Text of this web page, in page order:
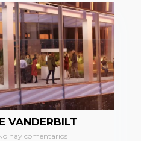
VANDERBILT
hay comentarios